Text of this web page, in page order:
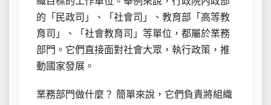
的「民政司」、「社會司」、教育部「高等教
育司」、「社會教育司」等單位，都屬於業務
部門。它們直接面對社會大眾，執行政策，推
動國家發展。
業務部門做什麼？ 簡單來說，它們負責將組織